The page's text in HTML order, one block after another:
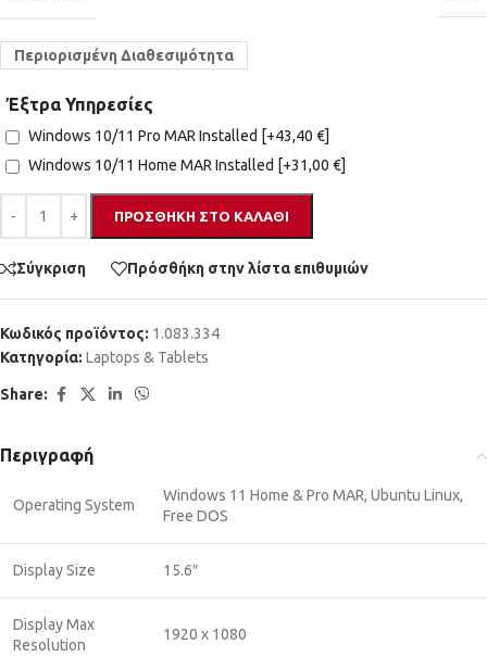
Περιορισμένη Διαθεσιμότητα
Έξτρα Υπηρεσίες
Windows 10/11 Pro MAR Installed [+43,40 €]
Windows 10/11 Home MAR Installed [+31,00 €]
ΠΡΟΣΘΉΚΗ ΣΤΟ ΚΑΛΆΘΙ
Σύγκριση Πρόσθήκη στην λίστα επιθυμιών
Κωδικός προϊόντος: 1.083.334
Κατηγορία: Laptops & Tablets
Share:
Περιγραφή
Operating System
Windows 11 Home & Pro MAR, Ubuntu Linux,
Free DOS
Display Size 15.6″
Display Max
Resolution
1920 x 1080